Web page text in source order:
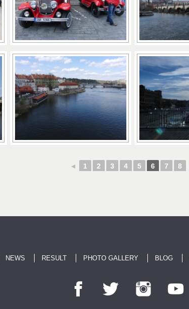
◄ 1 2 3 4 5 6 7 8
NEWS RESULT PHOTO GALLERY BLOG